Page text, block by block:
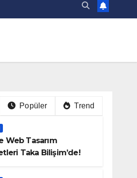
Popüler Trend
Web Tasarım
Taka Bilişim’de!